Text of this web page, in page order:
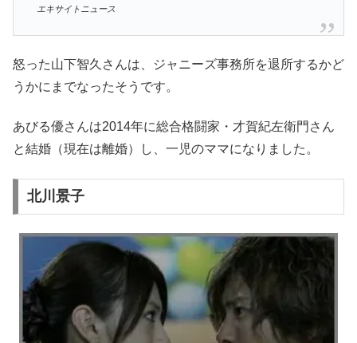
エキサイトニュース
怒った山下智久さんは、ジャニーズ事務所を退所するかど
うかにまでなったそうです。
あびる優さんは2014年に総合格闘家・才賀紀左衛門さん
と結婚（現在は離婚）し、一児のママになりました。
北川景子